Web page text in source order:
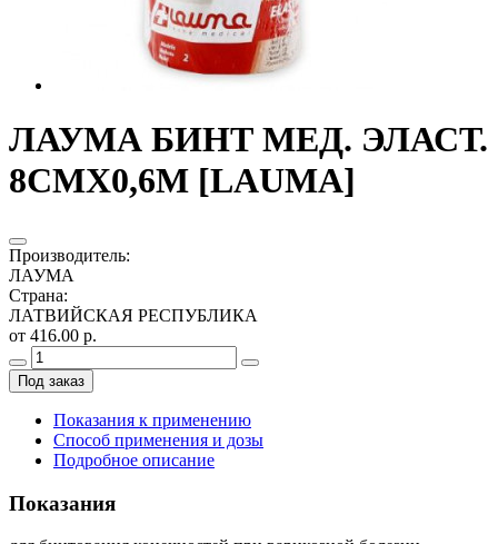
ЛАУМА БИНТ МЕД. ЭЛАСТ.
8СМX0,6М [LAUMA]
Производитель:
ЛАУМА
Страна:
ЛАТВИЙСКАЯ РЕСПУБЛИКА
от 416.00 р.
Под заказ
Показания к применению
Способ применения и дозы
Подробное описание
Показания